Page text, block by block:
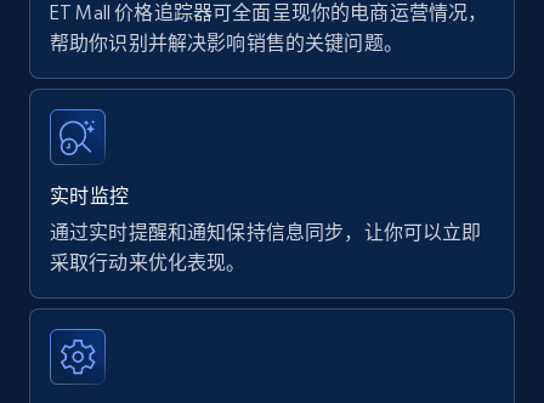
ET Mall 价格追踪器可全面呈现你的电商运营情况，
帮助你识别并解决影响销售的关键问题。
实时监控
通过实时提醒和通知保持信息同步，让你可以立即
采取行动来优化表现。